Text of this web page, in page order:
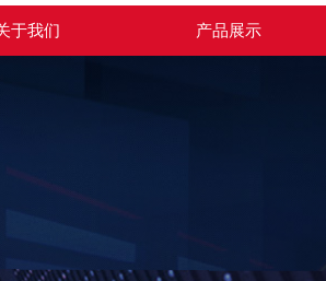
于我们 产品展示